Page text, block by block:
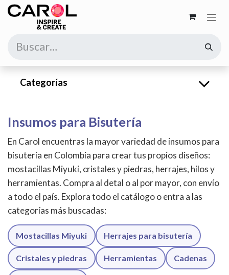
Ir al contenido
Categorías
Insumos para Bisutería
En Carol encuentras la mayor variedad de insumos para
bisutería en Colombia para crear tus propios diseños:
mostacillas Miyuki, cristales y piedras, herrajes, hilos y
herramientas. Compra al detal o al por mayor, con envío
a todo el país. Explora todo el catálogo o entra a las
categorías más buscadas:
Mostacillas Miyuki Herrajes para bisutería
Cristales y piedras Herramientas Cadenas